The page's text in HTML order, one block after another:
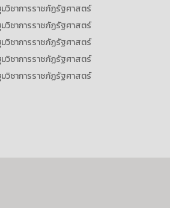
วิชาการราชภัฏรัฐศาสตร์
วิชาการราชภัฏรัฐศาสตร์
วิชาการราชภัฏรัฐศาสตร์
วิชาการราชภัฏรัฐศาสตร์
วิชาการราชภัฏรัฐศาสตร์